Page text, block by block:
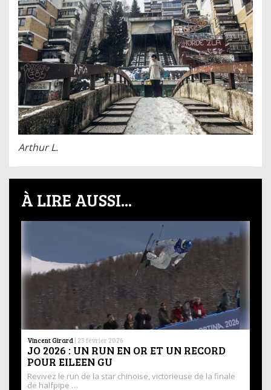
Arthur L.
À LIRE AUSSI...
Vincent Girard | 23 février 2026
JO 2026 : UN RUN EN OR ET UN RECORD
POUR EILEEN GU
Revivez le run de la star chinoise, victorieuse de la finale
de halfpipe …